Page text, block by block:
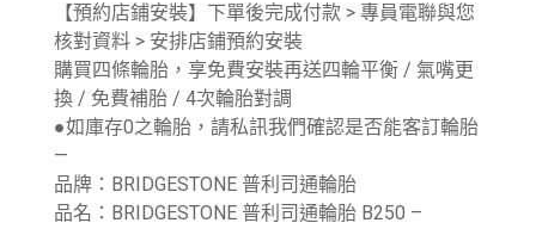
【預約店鋪安裝】下單後完成付款 > 專員電聯與您
核對資料 > 安排店鋪預約安裝
購買四條輪胎，享免費安裝再送四輪平衡 / 氣嘴更
換 / 免費補胎 / 4次輪胎對調
●如庫存0之輪胎，請私訊我們確認是否能客訂輪胎
—
品牌：BRIDGESTONE 普利司通輪胎
品名：BRIDGESTONE 普利司通輪胎 B250 –